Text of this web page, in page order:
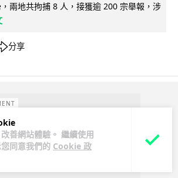
善網站體驗。 繼續使用
同意我們的 Cookie 政
兩地共拘捕 8 人，接獲逾 200 宗舉報，涉
分享